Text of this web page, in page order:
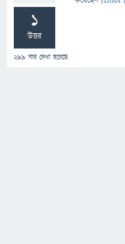
1
উত্তর
299 বার দেখা হয়েছে